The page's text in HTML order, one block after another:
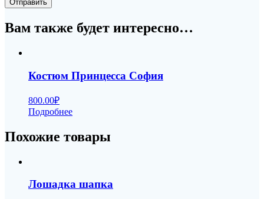
Вам также будет интересно…
Костюм Принцесса София
800.00₽
Подробнее
Похожие товары
Лошадка шапка